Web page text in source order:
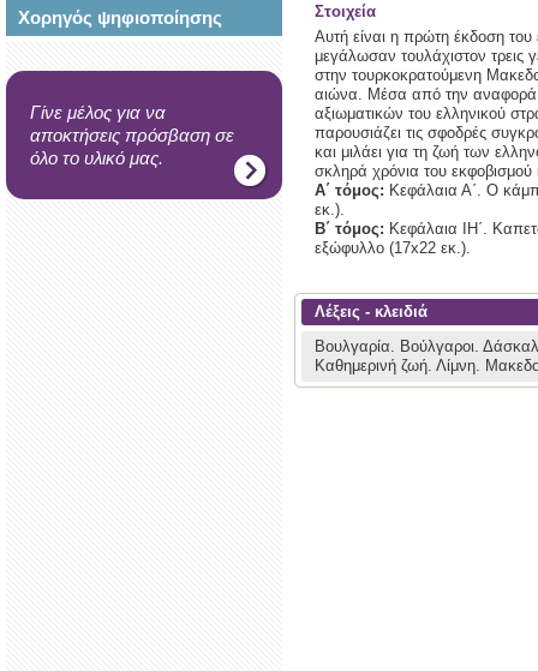
Χορηγός ψηφιοποίησης
Γίνε μέλος για να
αποκτήσεις πρόσβαση σε
όλο το υλικό μας.
Στοιχεία
Αυτή είναι η πρώτη έκδοση του
μεγάλωσαν τουλάχιστον τρεις
στην τουρκοκρατούμενη
αιώνα. Μέσα από την αναφορά
αξιωματικών του ελληνικού
παρουσιάζει τις σφοδρές
και μιλάει για τη ζωή των
σκληρά χρόνια του εκφοβισμού
Α΄ τόμος: Κεφάλαια Α΄. Ο
εκ.).
Β΄ τόμος: Κεφάλαια ΙΗ΄.
εξώφυλλο (17x22 εκ.).
Λέξεις - κλειδιά
Βουλγαρία. Βούλγαροι.
Καθημερινή ζωή. Λίμνη.